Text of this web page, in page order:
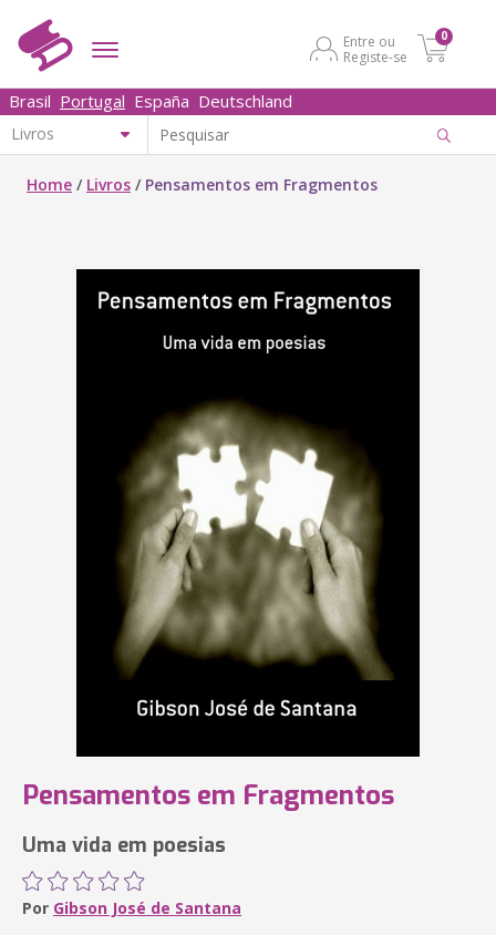
Entre ou
Registe-se
0
Brasil Portugal España Deutschland
Home / Livros / Pensamentos em Fragmentos
Pensamentos em Fragmentos
Uma vida em poesias
Por Gibson José de Santana